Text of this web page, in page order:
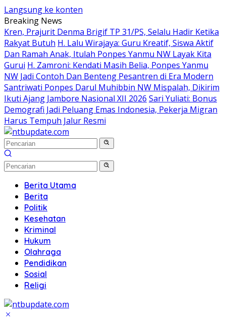
Langsung ke konten
Breaking News
Kren, Prajurit Denma Brigif TP 31/PS, Selalu Hadir Ketika
Rakyat Butuh H. Lalu Wirajaya: Guru Kreatif, Siswa Aktif
Dan Ramah Anak, Itulah Ponpes Yanmu NW Layak Kita
Gurui H. Zamroni: Kendati Masih Belia, Ponpes Yanmu
NW Jadi Contoh Dan Benteng Pesantren di Era Modern
Santriwati Ponpes Darul Muhibbin NW Mispalah, Dikirim
Ikuti Ajang Jambore Nasional XII 2026 Sari Yuliati: Bonus
Demografi Jadi Peluang Emas Indonesia, Pekerja Migran
Harus Tempuh Jalur Resmi
Berita Utama
Berita
Politik
Kesehatan
Kriminal
Hukum
Olahraga
Pendidikan
Sosial
Religi